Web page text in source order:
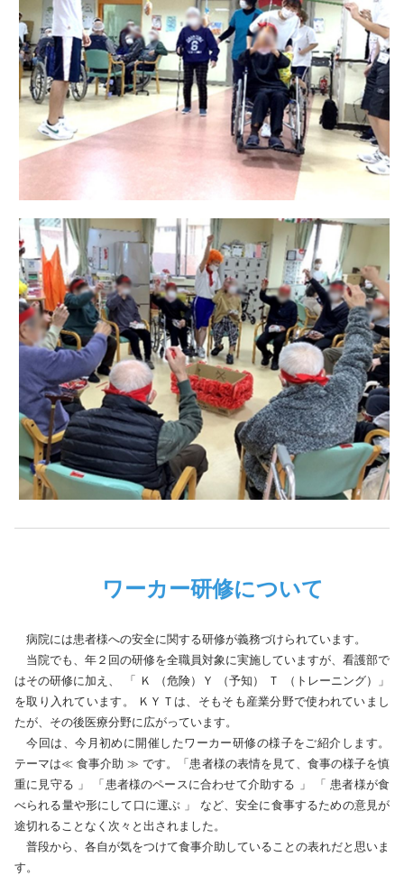
ワーカー研修について
病院には患者様への安全に関する研修が義務づけられています。
当院でも、年２回の研修を全職員対象に実施していますが、看護部で
はその研修に加え、 「 Ｋ （危険）Ｙ （予知） Ｔ （トレーニング）」
を取り入れています。 ＫＹＴは、そもそも産業分野で使われていまし
たが、その後医療分野に広がっています。
今回は、今月初めに開催したワーカー研修の様子をご紹介します。
テーマは≪ 食事介助 ≫ です。「患者様の表情を見て、食事の様子を慎
重に見守る 」 「患者様のペースに合わせて介助する 」 「 患者様が食
べられる量や形にして口に運ぶ 」 など、安全に食事するための意見が
途切れることなく次々と出されました。
普段から、各自が気をつけて食事介助していることの表れだと思いま
す。